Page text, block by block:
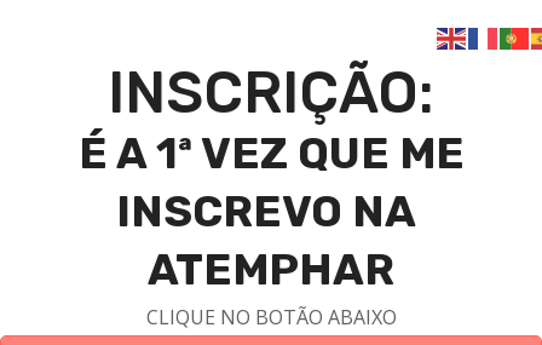
INSCRIÇÃO:
É A 1ª VEZ QUE ME
INSCREVO NA
ATEMPHAR
CLIQUE NO BOTÃO ABAIXO